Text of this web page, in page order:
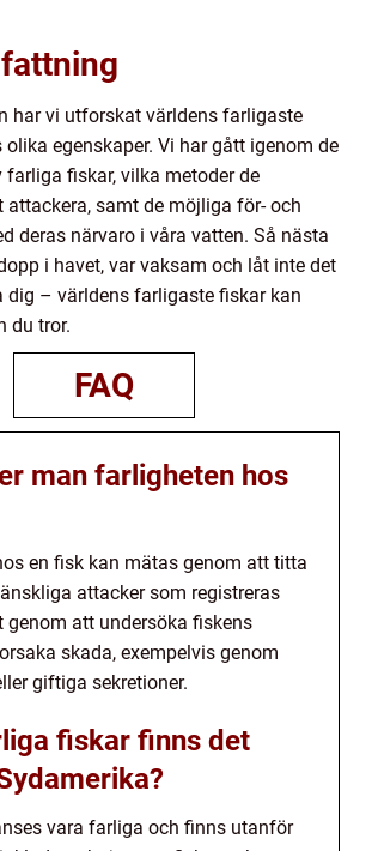
har vi utforskat världens farligaste
egenskaper. Vi har gått igenom de
farliga fiskar, vilka metoder de
attackera, samt de möjliga för- och
deras närvaro i våra vatten. Så nästa
i havet, var vaksam och låt inte det
dig – världens farligaste fiskar kan
du tror.
FAQ
man farligheten hos
en fisk kan mätas genom att titta
attacker som registreras
genom att undersöka fiskens
skada, exempelvis genom
giftiga sekretioner.
fiskar finns det
vara farliga och finns utanför